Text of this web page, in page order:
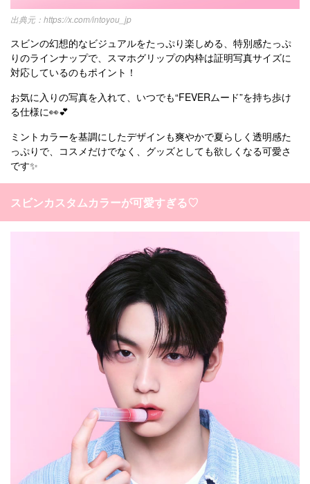
https://x.com/intoyou_jp
スビンの幻想的なビジュアルをたっぷり楽しめる、特別感たっぷ
りのラインナップで、スマホグリップの内枠は証明写真サイズに
対応しているのもポイント！
お気に入りの写真を入れて、いつでも“FEVERムード”を持ち歩け
る仕様に👀💕
ミントカラーを基調にしたデザインも爽やかで夏らしく透明感た
っぷりで、コスメだけでなく、グッズとしても欲しくなる可愛さ
です✨
スビンカスタムカラーが可愛すぎる♡